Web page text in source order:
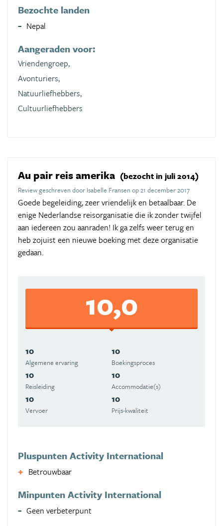
Bezochte landen
Nepal
Aangeraden voor:
Vriendengroep,
Avonturiers,
Natuurliefhebbers,
Cultuurliefhebbers
Au pair reis amerika (bezocht in juli 2014)
Review geschreven door Isabelle Fransen op 21 december 2017
Goede begeleiding, zeer vriendelijk en betaalbaar. De
enige Nederlandse reisorganisatie die ik zonder twijfel
aan iedereen zou aanraden! Ik ga zelfs weer terug en
heb zojuist een nieuwe boeking met deze organisatie
gedaan.
10,0
10
Algemene ervaring
10
Boekingsproces
10
Reisleiding
10
Accommodatie(s)
10
Vervoer
10
Prijs-kwaliteit
Pluspunten Activity International
Betrouwbaar
Minpunten Activity International
Geen verbeterpunt